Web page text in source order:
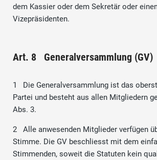
dem Kassier oder dem Sekretär oder
Vizepräsidenten.
Art. 8 Generalversammlung (GV)
1 Die Generalversammlung ist das
Partei und besteht aus allen Mitgliedern
Abs. 3.
2 Alle anwesenden Mitglieder verfügen
Stimme. Die GV beschliesst mit dem
Stimmenden, soweit die Statuten kein